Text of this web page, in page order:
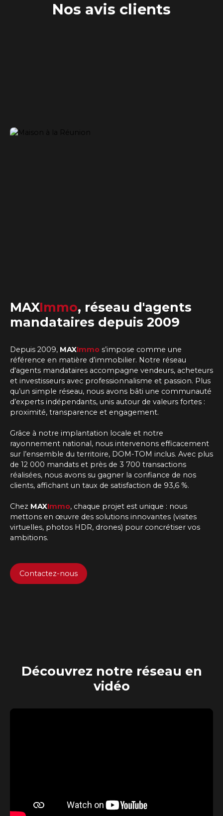
Nos avis clients
MAXImmo, réseau d'agents
mandataires depuis 2009
Depuis 2009, MAXImmo s’impose comme une
référence en matière d’immobilier. Notre réseau
d'agents mandataires accompagne vendeurs, acheteurs
et investisseurs avec professionnalisme et passion. Plus
qu’un simple réseau, nous avons bâti une communauté
d’experts indépendants, unis autour de valeurs fortes :
proximité, transparence et engagement.
Grâce à notre implantation locale et notre
rayonnement national, nous intervenons efficacement
sur l’ensemble du territoire, DOM-TOM inclus. Avec plus
de 12 000 mandats et près de 3 700 transactions
réalisées, nous avons su gagner la confiance de nos
clients, affichant un taux de satisfaction de 93,6 %.
Chez MAXImmo, chaque projet est unique : nous
mettons en œuvre des solutions innovantes (visites
virtuelles, photos HDR, drones) pour concrétiser vos
ambitions.
Contactez-nous
Découvrez notre réseau en
vidéo